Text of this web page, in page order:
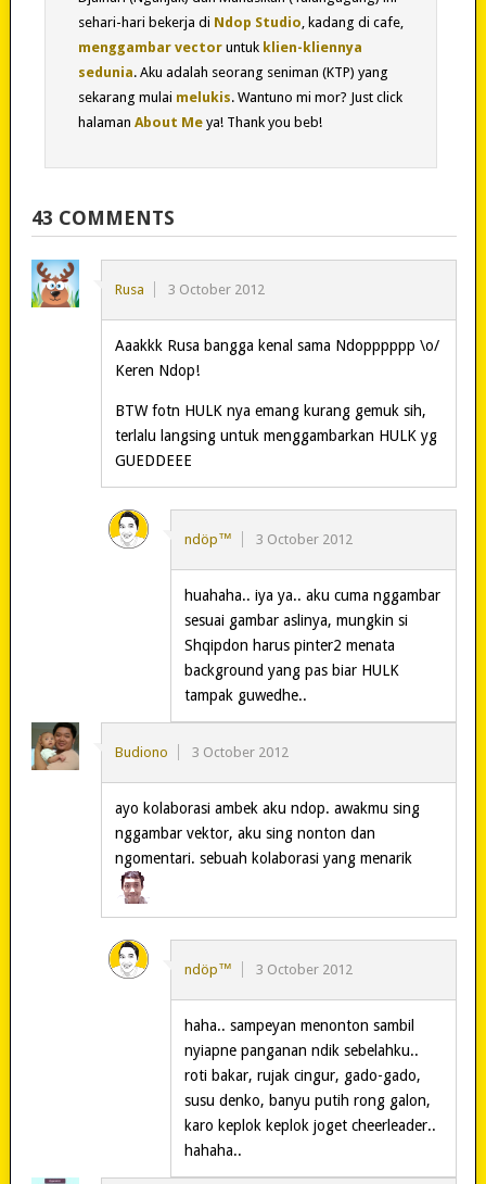
sehari-hari bekerja di Ndop Studio, kadang di cafe,
menggambar vectoruntuk klien-kliennya
sedunia. Aku adalah seorang seniman (KTP) yang
sekarang mulai melukis. Wantuno mi mor? Just click
halaman About Meya! Thank you beb!
43 COMMENTS
Rusa 3 October 2012
Aaakkk Rusa bangga kenal sama Ndopppppp \o/
Keren Ndop!
BTW fotn HULK nya emang kurang gemuk sih,
terlalu langsing untuk menggambarkan HULK yg
GUEDDEEE
ndöp™ 3 October 2012
huahaha.. iya ya.. aku cuma nggambar
sesuai gambar aslinya, mungkin si
Shqipdon harus pinter2 menata
background yang pas biar HULK
tampak guwedhe..
Budiono 3 October 2012
ayo kolaborasi ambek aku ndop. awakmu sing
nggambar vektor, aku sing nonton dan
ngomentari. sebuah kolaborasi yang menarik
ndöp™ 3 October 2012
haha.. sampeyan menonton sambil
nyiapne panganan ndik sebelahku..
roti bakar, rujak cingur, gado-gado,
susu denko, banyu putih rong galon,
karo keplok keplok joget cheerleader..
hahaha..